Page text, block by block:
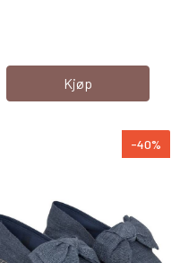
Kjøp
-40%